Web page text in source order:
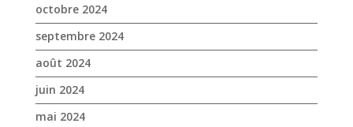
octobre 2024
septembre 2024
août 2024
juin 2024
mai 2024